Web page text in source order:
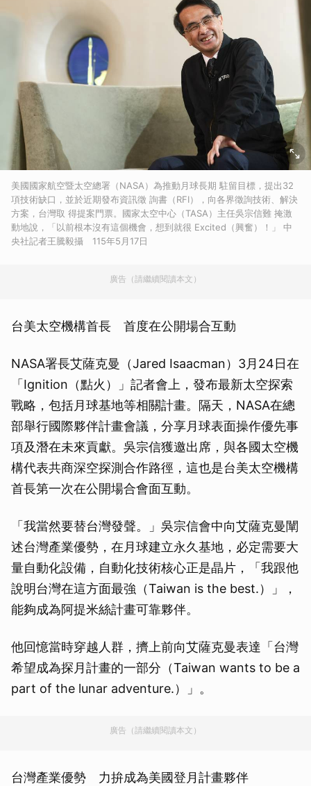
美國國家航空暨太空總署（NASA）為推動月球長期 駐留目標，提出32
項技術缺口，並於近期發布資訊徵 詢書（RFI），向各界徵詢技術、解決
方案，台灣取 得提案門票。國家太空中心（TASA）主任吳宗信難 掩激
動地說，「以前根本沒有這個機會，想到就很 Excited（興奮）！」 中
央社記者王騰毅攝 115年5月17日
廣告（請繼續閱讀本文）
台美太空機構首長 首度在公開場合互動
NASA署長艾薩克曼（Jared Isaacman）3月24日在
「Ignition（點火）」記者會上，發布最新太空探索
戰略，包括月球基地等相關計畫。隔天，NASA在總
部舉行國際夥伴計畫會議，分享月球表面操作優先事
項及潛在未來貢獻。吳宗信獲邀出席，與各國太空機
構代表共商深空探測合作路徑，這也是台美太空機構
首長第一次在公開場合會面互動。
「我當然要替台灣發聲。」吳宗信會中向艾薩克曼闡
述台灣產業優勢，在月球建立永久基地，必定需要大
量自動化設備，自動化技術核心正是晶片，「我跟他
說明台灣在這方面最強（Taiwan is the best.）」，
能夠成為阿提米絲計畫可靠夥伴。
他回憶當時穿越人群，擠上前向艾薩克曼表達「台灣
希望成為探月計畫的一部分（Taiwan wants to be a
part of the lunar adventure.）」。
廣告（請繼續閱讀本文）
台灣產業優勢 力拚成為美國登月計畫夥伴